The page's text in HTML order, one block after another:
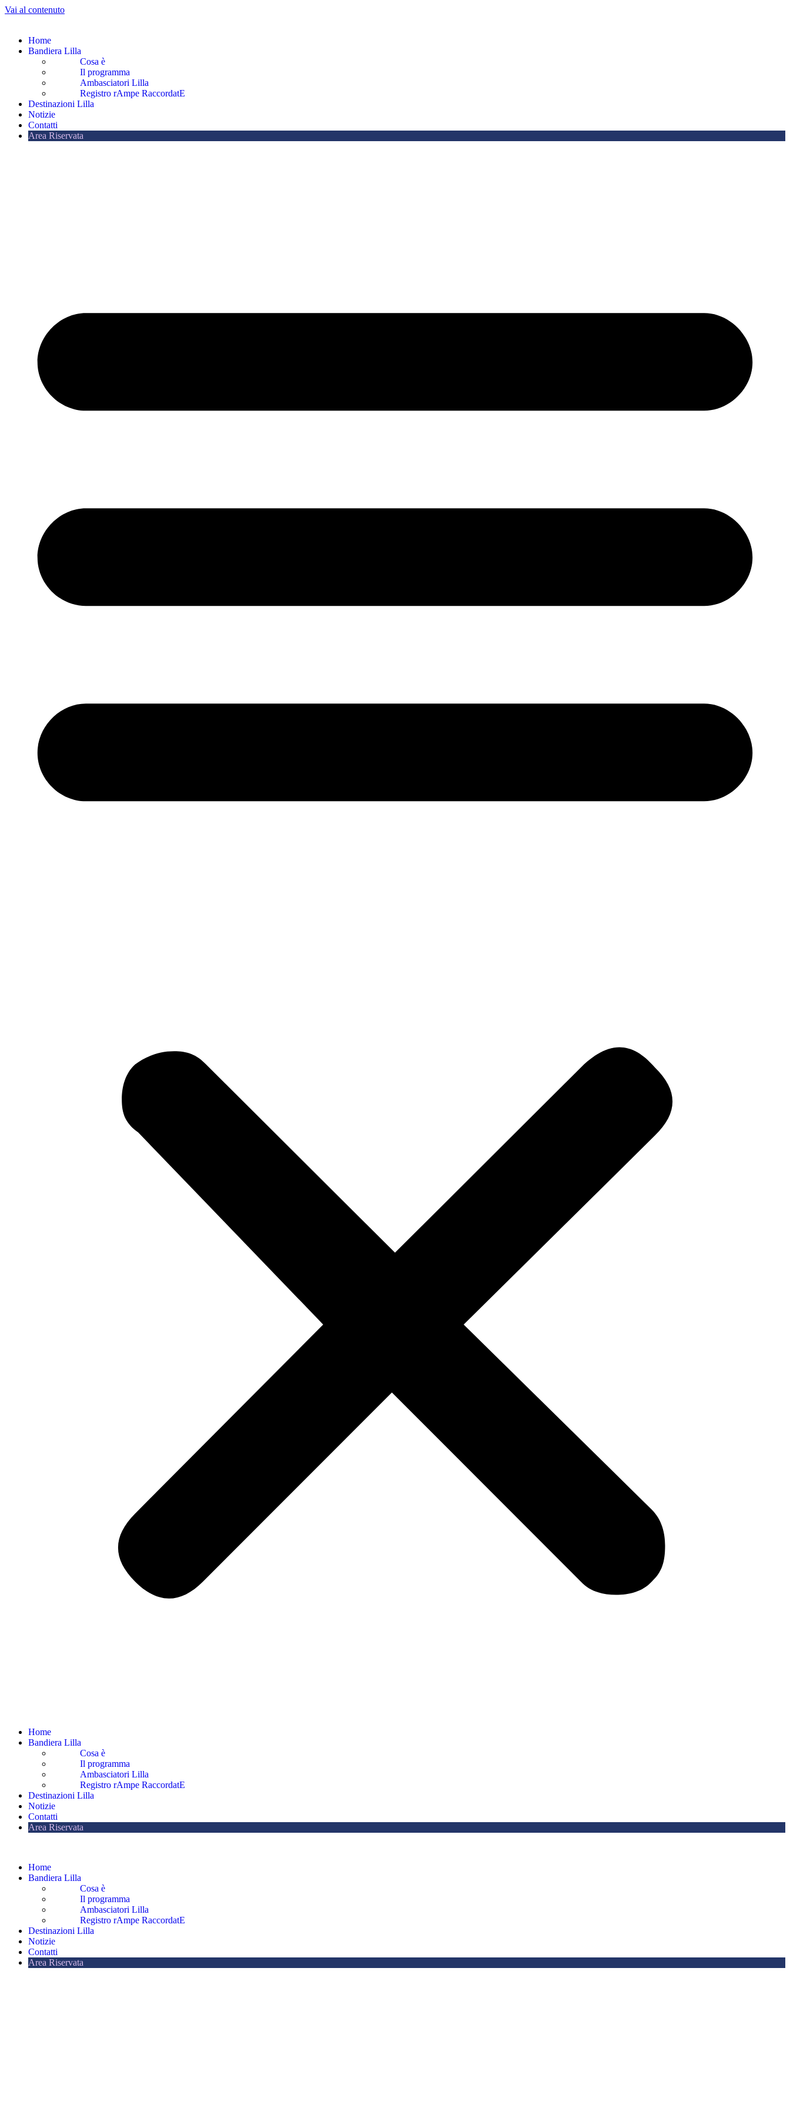
Vai al contenuto
Home
Bandiera Lilla
Cosa è
Il programma
Ambasciatori Lilla
Registro rAmpe RaccordatE
Destinazioni Lilla
Notizie
Contatti
Area Riservata
Home
Bandiera Lilla
Cosa è
Il programma
Ambasciatori Lilla
Registro rAmpe RaccordatE
Destinazioni Lilla
Notizie
Contatti
Area Riservata
Home
Bandiera Lilla
Cosa è
Il programma
Ambasciatori Lilla
Registro rAmpe RaccordatE
Destinazioni Lilla
Notizie
Contatti
Area Riservata